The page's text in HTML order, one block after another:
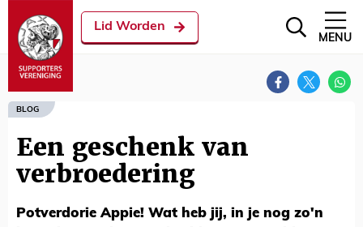
Lid Worden
MENU
BLOG
Een geschenk van
verbroedering
Potverdorie Appie! Wat heb jij, in je nog zo'n